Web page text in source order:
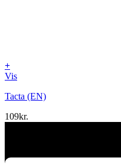
+
Vis
Tacta (EN)
109kr.